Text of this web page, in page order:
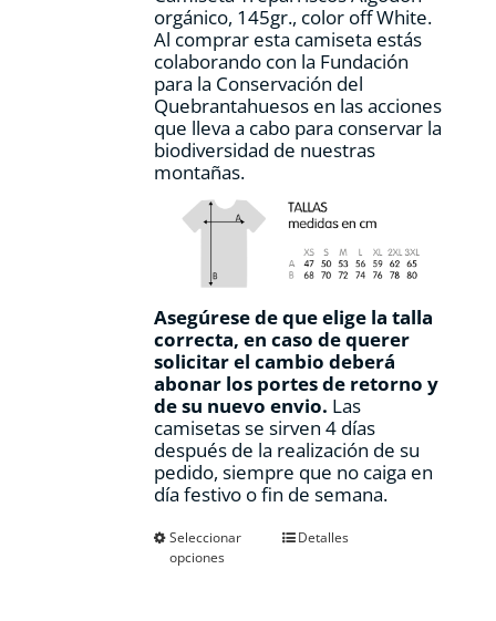
producto
orgánico, 145gr., color off White.
Al comprar esta camiseta estás
colaborando con la Fundación
para la Conservación del
Quebrantahuesos en las acciones
que lleva a cabo para conservar la
biodiversidad de nuestras
montañas.
Asegúrese de que elige la talla
correcta, en caso de querer
solicitar el cambio deberá
abonar los portes de retorno y
de su nuevo envio. Las
camisetas se sirven 4 días
después de la realización de su
pedido, siempre que no caiga en
día festivo o fin de semana.
Seleccionar
opciones
EsteDetalles